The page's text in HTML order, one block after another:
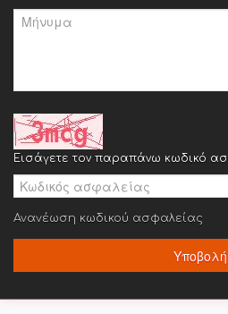
Εισάγετε τον παραπάνω κωδικό
Ανανέωση κωδικού ασφαλείας
Υποβολή